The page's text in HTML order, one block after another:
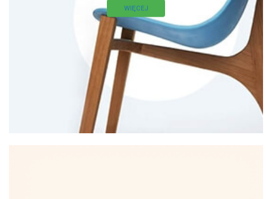
WIĘCEJ